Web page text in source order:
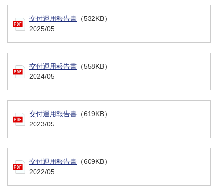
交付運用報告書 （532KB）
2025/05
交付運用報告書 （558KB）
2024/05
交付運用報告書 （619KB）
2023/05
交付運用報告書 （609KB）
2022/05